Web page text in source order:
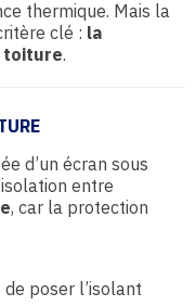
thermique. Mais la
clé : la
toiture.
d’un écran sous
entre
, car la protection
poser l’isolant